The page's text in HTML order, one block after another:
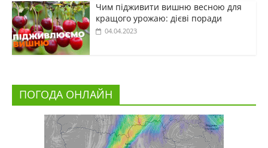
Чим підживити вишню весною для
кращого урожаю: дієві поради
04.04.2023
ПОГОДА ОНЛАЙН